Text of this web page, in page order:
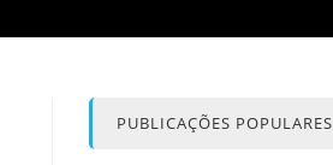
PUBLICAÇÕES POPULARES